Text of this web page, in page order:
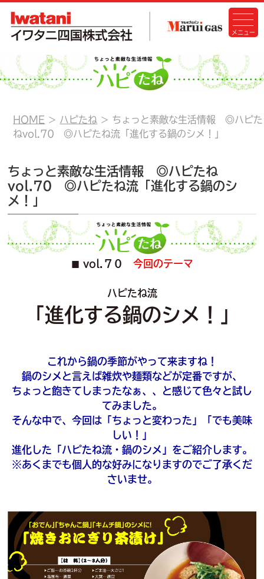
HOME ハピたね
ちょっと素敵な生活情報 ◎ハピた
ねvol.70 ◎ハピたね流「進化する鍋のシメ！」
ちょっと素敵な生活情報 ◎ハピたね
vol.70 ◎ハピたね流「進化する鍋のシ
メ！」
vol.７０ 今回のテーマ
ハピたね流
「進化する鍋のシメ！」
これから鍋の季節がやって来ますね！
鍋のシメと言えば雑炊や麺類などが定番ですが、
ちょっと飽きてしまったなぁ、、と感じて色々と試し
てみました。
そんな中で、今回は「ちょっと変わった」「でも美味
しい！」
進化した「ハピたね流・鍋のシメ」をご紹介します。
※あくまでも個人的な好みになりますのでご了承くだ
さいませ。